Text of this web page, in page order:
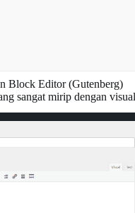
Block Editor (Gutenberg)
sangat mirip dengan